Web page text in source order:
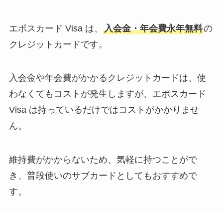
エポスカード Visa は、 入会金・年会費永年無料の
クレジットカードです。
入会金や年会費がかかるクレジットカードは、使
わなくてもコストが発生しますが、エポスカード
Visa は持っているだけではコストがかかりませ
ん。
維持費がかからないため、気軽に持つことがで
き、普段使いのサブカードとしてもおすすめで
す。